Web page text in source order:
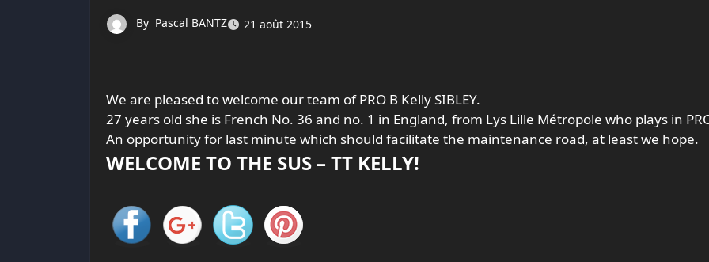
By Pascal BANTZ 21 août 2015
We are pleased to welcome our team of PRO B Kelly SIBLEY.
27 years old she is French No. 36 and no. 1 in England, from Lys Lille Métropole who plays in
An opportunity for last minute which should facilitate the maintenance road, at least we hope.
WELCOME TO THE SUS – TT KELLY!